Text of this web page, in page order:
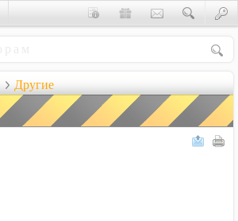
Другие